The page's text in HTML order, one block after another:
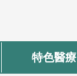
特色醫療